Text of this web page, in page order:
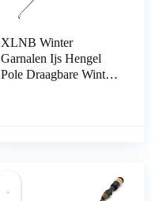
XLNB Winter
Garnalen Ijs Hengel
Pole Draagbare Winter